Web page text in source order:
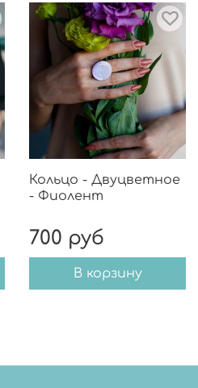
Кольцо - Двуцветное
- Фиолент
700 руб
В корзину